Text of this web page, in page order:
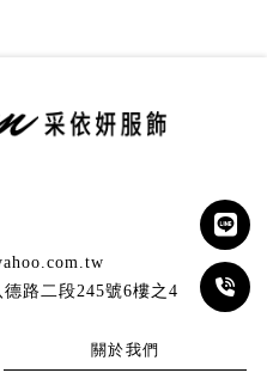
路二段245號6樓之4
關於我們